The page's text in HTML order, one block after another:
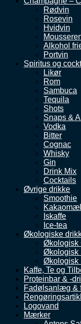
Rødvin
Rosevin
Hvidvin
Alkohol
Portvin
Spiritus og
Likør
Rom
Sambuca
Tequila
Shots
Snaps &
Vodka
Bitter
Cognac
Whisky
Gin
Drink Mix
Cocktails
Øvrige drikke
Smoothie
Iskaffe
Ice-tea
Økologiske
Økologisk
Økologisk
Økologisk
Kaffe, Te og
Proteinbar & -
Fadølsanlæg &
Logovand
Mærker